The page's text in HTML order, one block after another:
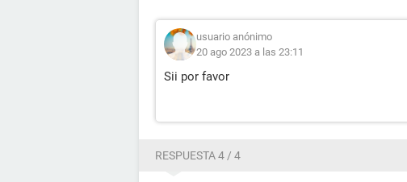
usuario anónimo
20 ago 2023 a las 23:11
Sii por favor
RESPUESTA 4 / 4